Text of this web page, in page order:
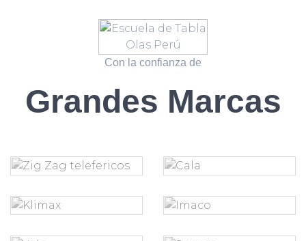
Con la confianza de
Grandes Marcas